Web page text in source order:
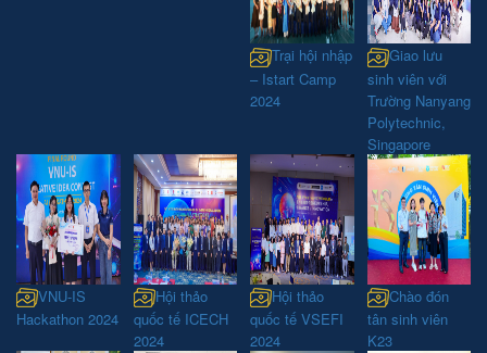
Trại hội nhập
– Istart Camp
2024
Giao lưu
sinh viên với
Trường Nanyang
Polytechnic,
Singapore
VNU-IS
Hackathon 2024
Hội thảo
quốc tế ICECH
2024
Hội thảo
quốc tế VSEFI
2024
Chào đón
tân sinh viên
K23